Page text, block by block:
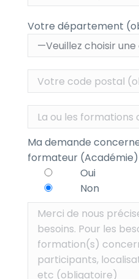
Votre département
Ma demande
formateur (Académie)
Oui
Non